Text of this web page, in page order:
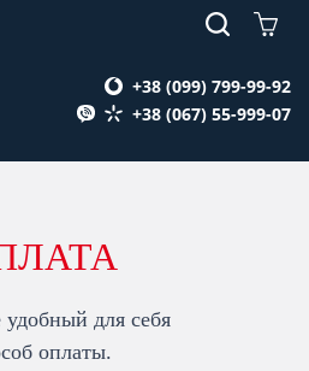
+38 (099) 799-99-92
+38 (067) 55-999-07
для себя
оплаты.